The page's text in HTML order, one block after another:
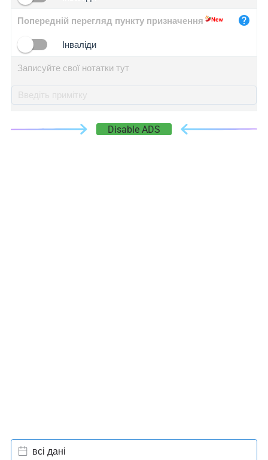
Попередній перегляд пункту призначення
Інваліди
Записуйте свої нотатки тут
Disable ADS
всі дані